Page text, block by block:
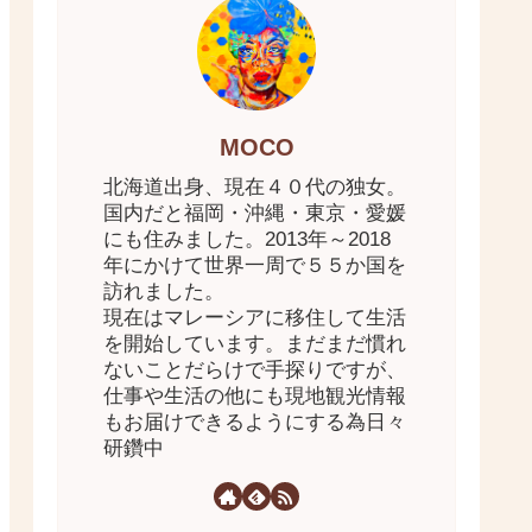
MOCO
北海道出身、現在４０代の独女。
国内だと福岡・沖縄・東京・愛媛
にも住みました。2013年～2018
年にかけて世界一周で５５か国を
訪れました。
現在はマレーシアに移住して生活
を開始しています。まだまだ慣れ
ないことだらけで手探りですが、
仕事や生活の他にも現地観光情報
もお届けできるようにする為日々
研鑽中